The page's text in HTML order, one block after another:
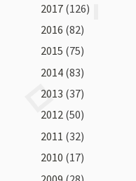
2017 (126)
2016 (82)
2015 (75)
2014 (83)
2013 (37)
2012 (50)
2011 (32)
2010 (17)